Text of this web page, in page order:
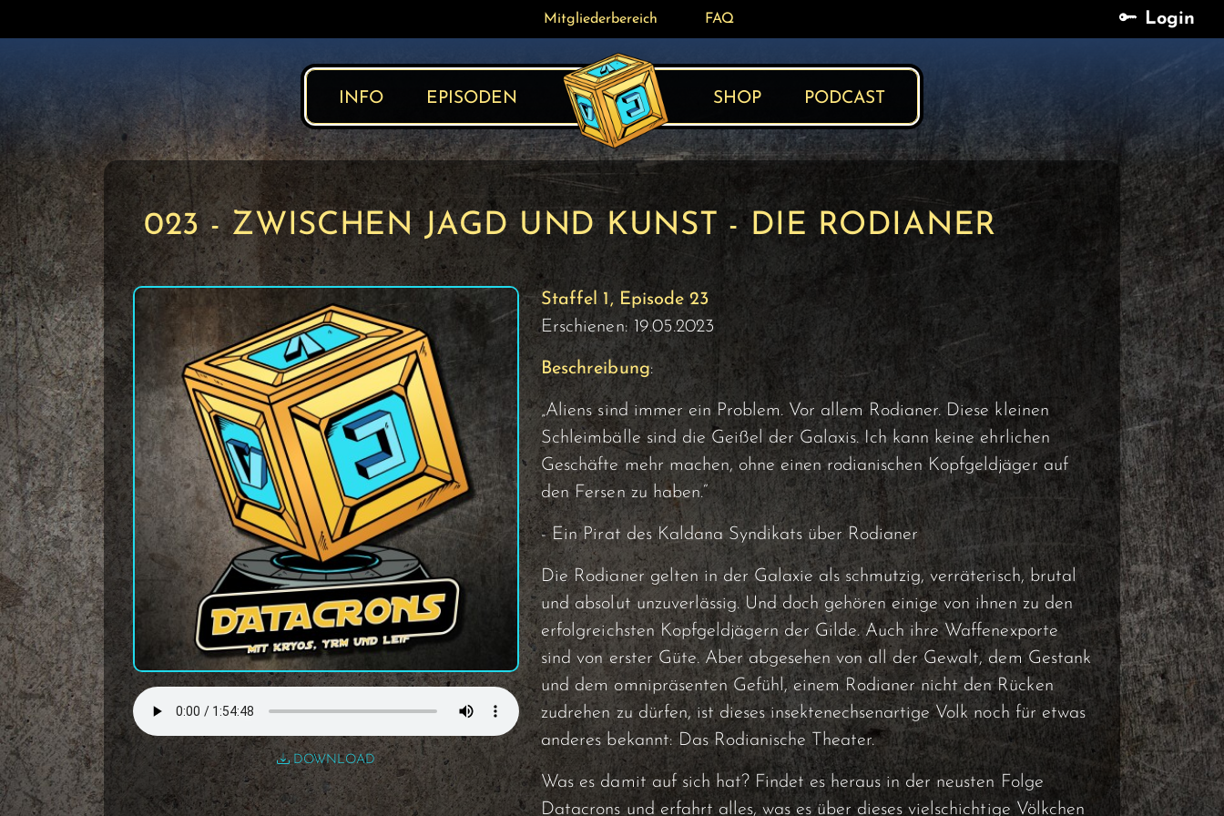
Mitgliederbereich FAQ Login
Mitgliederbereich FAQ Login
INFO EPISODEN SHOP PODCAST
023 - ZWISCHEN JAGD UND KUNST - DIE RODIANER
DOWNLOAD
Staffel 1, Episode 23
Erschienen: 19.05.2023
Beschreibung:
„Aliens sind immer ein Problem. Vor allem Rodianer. Diese kleinen
Schleimbälle sind die Geißel der Galaxis. Ich kann keine ehrlichen
Geschäfte mehr machen, ohne einen rodianischen Kopfgeldjäger auf
den Fersen zu haben.“
- Ein Pirat des Kaldana Syndikats über Rodianer
Die Rodianer gelten in der Galaxie als schmutzig, verräterisch, brutal
und absolut unzuverlässig. Und doch gehören einige von ihnen zu den
erfolgreichsten Kopfgeldjägern der Gilde. Auch ihre Waffenexporte
sind von erster Güte. Aber abgesehen von all der Gewalt, dem Gestank
und dem omnipräsenten Gefühl, einem Rodianer nicht den Rücken
zudrehen zu dürfen, ist dieses insektenechsenartige Volk noch für etwas
anderes bekannt: Das Rodianische Theater.
Was es damit auf sich hat? Findet es heraus in der neusten Folge
Datacrons und erfahrt alles, was es über dieses vielschichtige Völkchen